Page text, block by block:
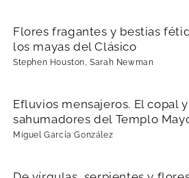
Flores fragantes y bestias
los mayas del Clásico
Stephen Houston, Sarah Newman
Efluvios mensajeros. El copal
sahumadores del Templo
Miguel García González